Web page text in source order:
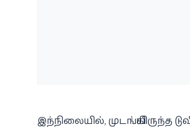
இந்நிலையில், முடங்கியிருந்த